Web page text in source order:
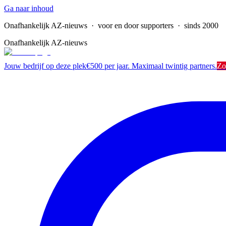
Ga naar inhoud
Onafhankelijk AZ-nieuws · voor en door supporters · sinds 2000
Onafhankelijk AZ-nieuws
Jouw bedrijf op deze plek€500 per jaar. Maximaal twintig partners.